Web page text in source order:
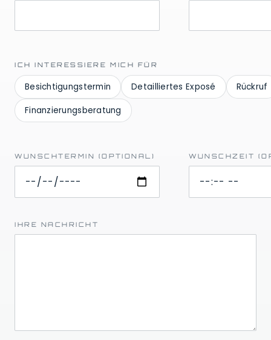
ICH INTERESSIERE MICH FÜR
Besichtigungstermin Detailliertes Exposé Rückruf
Finanzierungsberatung
WUNSCHTERMIN (OPTIONAL) WUNSCHZEIT
IHRE NACHRICHT